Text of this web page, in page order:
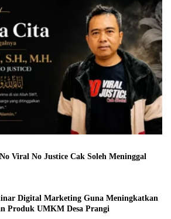
Viral No Justice Cak Soleh Meninggal
Digital Marketing Guna Meningkatkan
Produk UMKM Desa Prangi